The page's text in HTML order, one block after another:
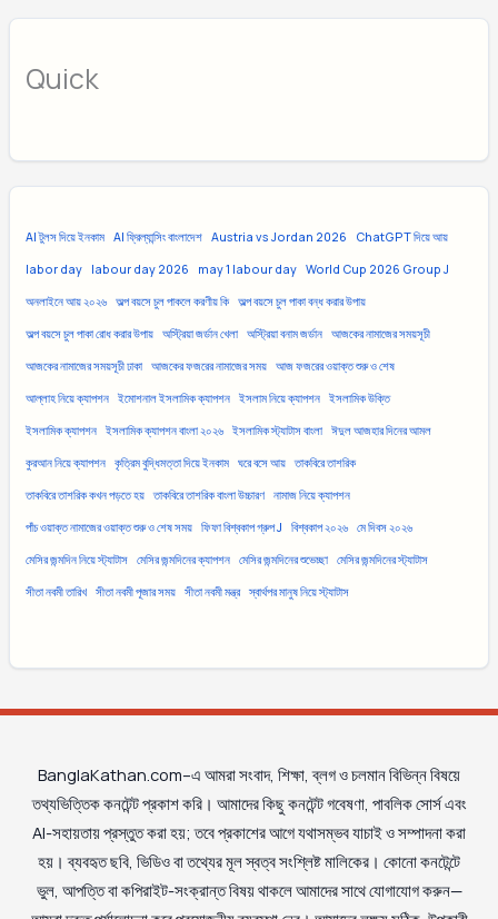
Quick
AI টুলস দিয়ে ইনকাম AI ফ্রিল্যান্সিং বাংলাদেশ Austria vs Jordan 2026 ChatGPT দিয়ে আয়
labor day labour day 2026 may 1 labour day World Cup 2026 Group J
অনলাইনে আয় ২০২৬ অল্প বয়সে চুল পাকলে করণীয় কি অল্প বয়সে চুল পাকা বন্ধ করার উপায়
অল্প বয়সে চুল পাকা রোধ করার উপায় অস্ট্রিয়া জর্ডান খেলা অস্ট্রিয়া বনাম জর্ডান আজকের নামাজের সময়সূচী
আজকের নামাজের সময়সূচী ঢাকা আজকের ফজরের নামাজের সময় আজ ফজরের ওয়াক্ত শুরু ও শেষ
আল্লাহ নিয়ে ক্যাপশন ইমোশনাল ইসলামিক ক্যাপশন ইসলাম নিয়ে ক্যাপশন ইসলামিক উক্তি
ইসলামিক ক্যাপশন ইসলামিক ক্যাপশন বাংলা ২০২৬ ইসলামিক স্ট্যাটাস বাংলা ঈদুল আজহার দিনের আমল
কুরআন নিয়ে ক্যাপশন কৃত্রিম বুদ্ধিমত্তা দিয়ে ইনকাম ঘরে বসে আয় তাকবিরে তাশরিক
তাকবিরে তাশরিক কখন পড়তে হয় তাকবিরে তাশরিক বাংলা উচ্চারণ নামাজ নিয়ে ক্যাপশন
পাঁচ ওয়াক্ত নামাজের ওয়াক্ত শুরু ও শেষ সময় ফিফা বিশ্বকাপ গ্রুপ J বিশ্বকাপ ২০২৬ মে দিবস ২০২৬
মেসির জন্মদিন নিয়ে স্ট্যাটাস মেসির জন্মদিনের ক্যাপশন মেসির জন্মদিনের শুভেচ্ছা মেসির জন্মদিনের স্ট্যাটাস
সীতা নবমী তারিখ সীতা নবমী পূজার সময় সীতা নবমী মন্ত্র স্বার্থপর মানুষ নিয়ে স্ট্যাটাস
BanglaKathan.com–এ আমরা সংবাদ, শিক্ষা, ব্লগ ও চলমান বিভিন্ন বিষয়ে
তথ্যভিত্তিক কনটেন্ট প্রকাশ করি। আমাদের কিছু কনটেন্ট গবেষণা, পাবলিক সোর্স এবং
AI-সহায়তায় প্রস্তুত করা হয়; তবে প্রকাশের আগে যথাসম্ভব যাচাই ও সম্পাদনা করা
হয়। ব্যবহৃত ছবি, ভিডিও বা তথ্যের মূল স্বত্ব সংশ্লিষ্ট মালিকের। কোনো কনটেন্টে
ভুল, আপত্তি বা কপিরাইট-সংক্রান্ত বিষয় থাকলে আমাদের সাথে যোগাযোগ করুন—